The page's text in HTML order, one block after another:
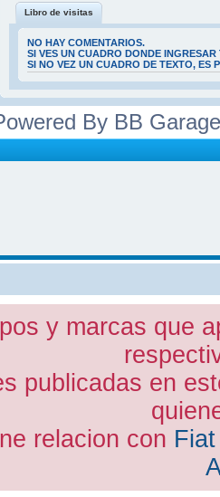
Libro de visitas
NO HAY COMENTARIOS.
SI VES UN CUADRO DONDE
SI NO VEZ UN CUADRO DE TEXTO, ES
By BB
y marcas que
publicadas en
relacion con